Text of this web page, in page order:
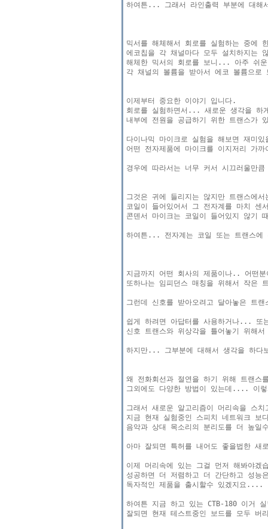
하여튼... 그래서 라인출력 부분에 대해
믹서를 해체해서 회로를 실험하는 중에
에코칩을 각 채널마다 모두 설치하지는
해체한 믹서의 회로를 보니... 아주 쉬운
각 채널의 볼륨을 받아서 에코 볼륨으
이제부터 중요한 이야기 입니다.
회로를 실험하면서... 새로운 생각을 하
내부에 전원을 공급하기 위한 트랜스가
다이나믹 마이크로 실험을 해보면 재미
어떤 전자제품에 마이크를 이지저리 가
경우에 따라서는 너무 커서 시끄러울만
그것은 귀에 들리지는 않지만 트랜스에
코일이 들어있어서 그 전자계를 마치 센
콘덴서 마이크는 코일이 들어있지 않기
하여튼... 전자계는 코일 또는 트랜스
지금까지 어떤 회사의 제품이나.. 어떤
또하나는 임피던스 매칭을 위해서 작은
그런데 신호를 받아오려고 달아놓은 트
쉽게 하려면 아답터를 사용하거나... 또
신호 트랜스와 위상각을 틀어놓기 위해
하지만... 그부분에 대해서 생각을 하다
왜 전화회선과 절연을 하기 위해 트랜스
그외에도 다양한 방법이 있는데.... 이
그래서 새로운 알고리즘이 머리속을 스
지금 현재 실험중인 스피치 네트워크
음악과 상대 목소리의 분리도를 더 높
아마 잘되면 특허를 내어도 좋을법한 새
이제 머리속에 있는 그걸 먼저 해봐야겠
성공하면 더 저렴하고 더 간단하고 성
독자적인 제품을 출시할수 있겠지요....
하여튼 지금 하고 있는 CTB-180 이거
잘되면 현재 테스트중인 보드를 모두 버